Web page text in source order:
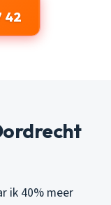
42
ik 40% meer